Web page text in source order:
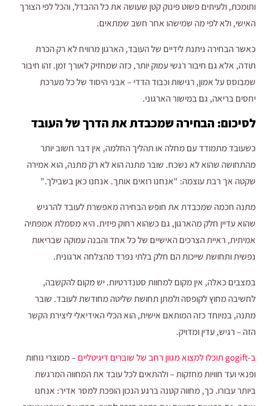
ותומכת, ולעיתים פשוט פינוק קטן שעושה את כל ההבדל, והכל לפי הצורך
האישי, ולא לפי מה שמישהו אחר חשב שמתאים.
כאשר הבחירה ניתנת לידיים של העובד, הארגון מרוויח לא רק הכרת
תודה, אלא גם חיבור רגשי עמוק יותר, כזה שמחזיק לאורך זמן. זהו חיבור
שמבוסס על אמון, רגישות וכבוד הדדי – אבני היסוד של כל מערכת
יחסים בריאה, גם במישור הארגוני.
לסיכום: הבחירה שמכבדת את הדרך של העובד
כשעובד מתמודד עם מחלה או תהליך החלמה, אין דבר חשוב יותר
מהתחושה שהוא לא נשכח. שובר מתנה הוא לא רק מתנה, הוא אמירה
שקטה אך רבת עוצמה: "אנחנו רואים אותך. אנחנו כאן בשבילך."
מתנה חכמה שמכבדת את חופש הבחירה מאפשרת לעובד להרגיש
שהוא עדיין חלק מהארגון, גם כשהוא רחוק פיזית. היא מסמלת אמפתיה
אמיתית, ראיית הצרכים האישיים של כל אחד והבנה עמוקה שבריאות
נפשית ותחושת שייכות הם חלק בלתי נפרד מהצלחה ארגונית.
במצבים כאלה, אין מקום למחוות סטנדרטיות. יש מקום להקשבה,
לחשיבה מחוץ לקופסה ולמתן תחושת שליטה מחודשת לעובד. שובר
מתנה, במיוחד כזה המותאם אישית, הוא הכלי האידיאלי ליצירת הקשר
הזה – רגיש, עדין ומדויק.
ב-gogift תוכלו למצוא מגוון רחב של שוברים דיגיטליים
– ממוצרי נוחות
ופנאי ועד חוויות מחזקות – ולהתאים לכל עובד את המחווה המרגשת
ביותר עבורו. כך, מחווה קטנה ברגע הנכון הופכת למסר אדיר: אנחנו